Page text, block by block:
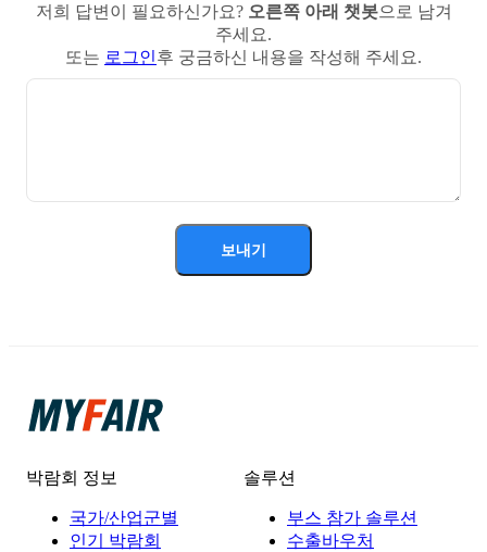
저희 답변이 필요하신가요? 오른쪽 아래 챗봇으로 남겨
주세요.
또는 로그인후 궁금하신 내용을 작성해 주세요.
보내기
박람회 정보
국가/산업군별
인기 박람회
솔루션
부스 참가 솔루션
수출바우처